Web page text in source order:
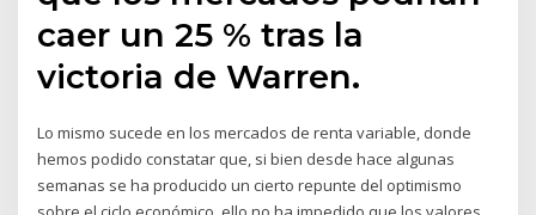
caer un 25 % tras la
victoria de Warren.
Lo mismo sucede en los mercados de renta variable, donde
hemos podido constatar que, si bien desde hace algunas
semanas se ha producido un cierto repunte del optimismo